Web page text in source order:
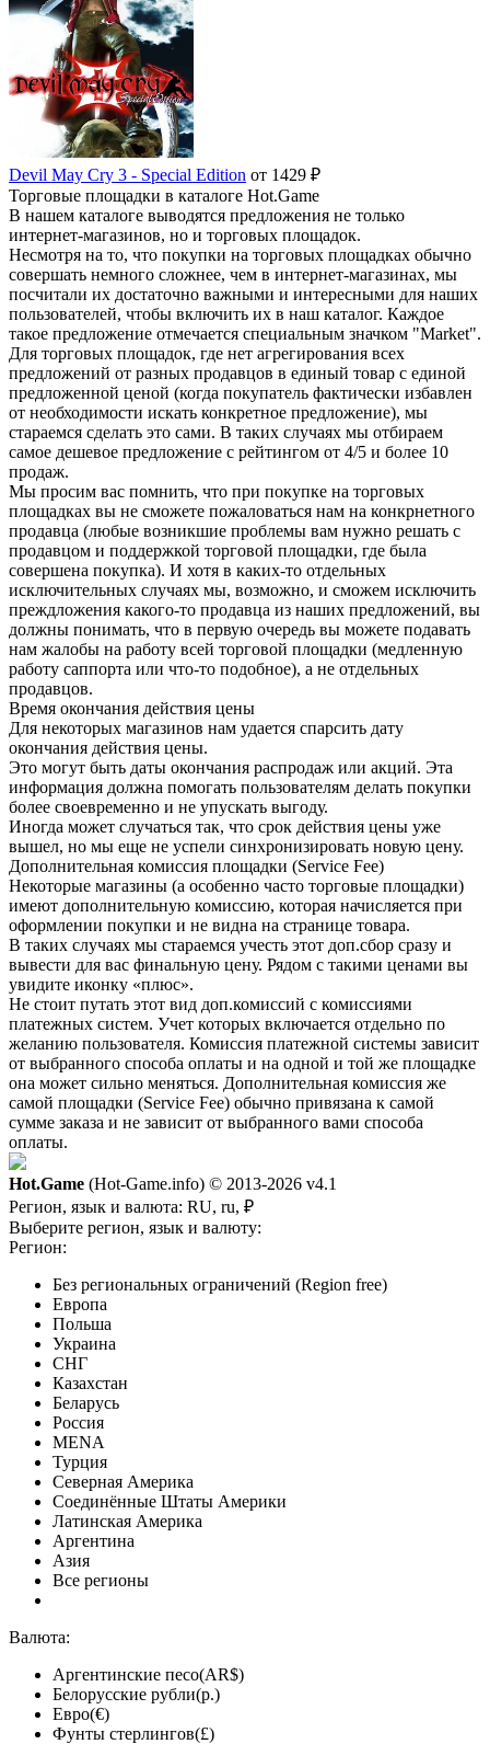
Devil May Cry 3 - Special Edition от 1429 ₽
Торговые площадки в каталоге Hot.Game
В нашем каталоге выводятся предложения не только
интернет-магазинов, но и торговых площадок.
Несмотря на то, что покупки на торговых площадках обычно
совершать немного сложнее, чем в интернет-магазинах, мы
посчитали их достаточно важными и интересными для наших
пользователей, чтобы включить их в наш каталог. Каждое
такое предложение отмечается специальным значком "Market".
Для торговых площадок, где нет агрегирования всех
предложений от разных продавцов в единый товар с единой
предложенной ценой (когда покупатель фактически избавлен
от необходимости искать конкретное предложение), мы
стараемся сделать это сами. В таких случаях мы отбираем
самое дешевое предложение с рейтингом от 4/5 и более 10
продаж.
Мы просим вас помнить, что при покупке на торговых
площадках вы не сможете пожаловаться нам на конкрнетного
продавца (любые возникшие проблемы вам нужно решать с
продавцом и поддержкой торговой площадки, где была
совершена покупка). И хотя в каких-то отдельных
исключительных случаях мы, возможно, и сможем исключить
преждложения какого-то продавца из наших предложений, вы
должны понимать, что в первую очередь вы можете подавать
нам жалобы на работу всей торговой площадки (медленную
работу саппорта или что-то подобное), а не отдельных
продавцов.
Время окончания действия цены
Для некоторых магазинов нам удается спарсить дату
окончания действия цены.
Это могут быть даты окончания распродаж или акций. Эта
информация должна помогать пользователям делать покупки
более своевременно и не упускать выгоду.
Иногда может случаться так, что срок действия цены уже
вышел, но мы еще не успели синхронизировать новую цену.
Дополнительная комиссия площадки (Service Fee)
Некоторые магазины (а особенно часто торговые площадки)
имеют дополнительную комиссию, которая начисляется при
оформлении покупки и не видна на странице товара.
В таких случаях мы стараемся учесть этот доп.сбор сразу и
вывести для вас финальную цену. Рядом с такими ценами вы
увидите иконку «плюс».
Не стоит путать этот вид доп.комиссий с комиссиями
платежных систем. Учет которых включается отдельно по
желанию пользователя. Комиссия платежной системы зависит
от выбранного способа оплаты и на одной и той же площадке
она может сильно меняться. Дополнительная комиссия же
самой площадки (Service Fee) обычно привязана к самой
сумме заказа и не зависит от выбранного вами способа
оплаты.
Hot.Game (Hot-Game.info) © 2013-2026 v4.1
Регион, язык и валюта: RU, ru, ₽
Выберите регион, язык и валюту:
Регион:
Без региональных ограничений (Region free)
Европа
Польша
Украина
СНГ
Казахстан
Беларусь
Россия
MENA
Турция
Северная Америка
Соединённые Штаты Америки
Латинская Америка
Аргентина
Азия
Все регионы
Валюта:
Аргентинские песо(AR$)
Белорусские рубли(р.)
Евро(€)
Фунты стерлингов(£)